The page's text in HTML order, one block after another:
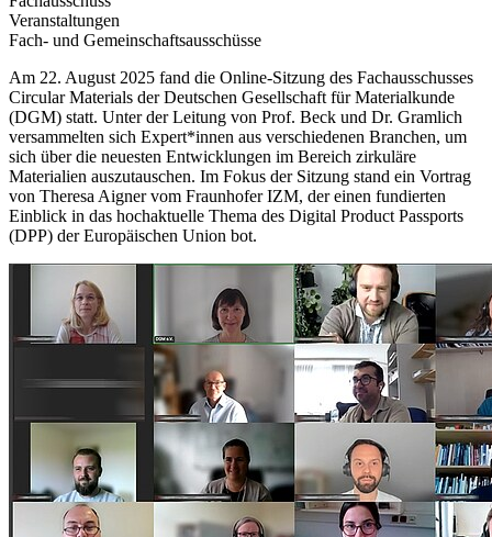
Veranstaltungen
Fach- und Gemeinschaftsausschüsse
Am 22. August 2025 fand die Online-Sitzung des Fachausschusses
Circular Materials der Deutschen Gesellschaft für Materialkunde
(DGM) statt. Unter der Leitung von Prof. Beck und Dr. Gramlich
versammelten sich Expert*innen aus verschiedenen Branchen, um
sich über die neuesten Entwicklungen im Bereich zirkuläre
Materialien auszutauschen. Im Fokus der Sitzung stand ein Vortrag
von Theresa Aigner vom Fraunhofer IZM, der einen fundierten
Einblick in das hochaktuelle Thema des Digital Product Passports
(DPP) der Europäischen Union bot.